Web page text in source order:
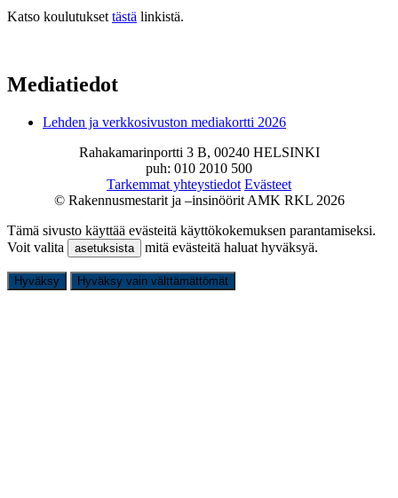
Katso koulutukset tästä linkistä.
Mediatiedot
Lehden ja verkkosivuston mediakortti 2026
Rahakamarinportti 3 B, 00240 HELSINKI
puh: 010 2010 500
Tarkemmat yhteystiedot Evästeet
© Rakennusmestarit ja –insinöörit AMK RKL 2026
Tämä sivusto käyttää evästeitä käyttökokemuksen parantamiseksi.
Voit valita
asetuksista mitä evästeitä haluat hyväksyä.
Hyväksy Hyväksy vain välttämättömät